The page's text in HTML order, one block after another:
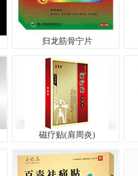
归龙筋骨宁片
磁疗贴(肩周炎)